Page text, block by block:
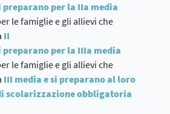
preparano per la IIa media
le famiglie e gli allievi che
II
preparano per la IIIa media
le famiglie e gli allievi che
III media e si preparano al loro
scolarizzazione obbligatoria